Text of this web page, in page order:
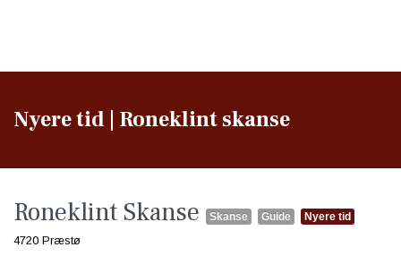
Nyere tid | Roneklint skanse
Roneklint Skanse Skanse Guide Nyere tid
4720 Præstø